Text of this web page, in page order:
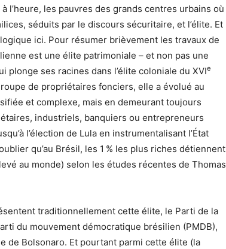
l’heure, les pauvres des grands centres urbains où
séduits par le discours sécuritaire, et l’élite. Et
ici. Pour résumer brièvement les travaux de
est une élite patrimoniale – et non pas une
plonge ses racines dans l’élite coloniale du XVIe
de propriétaires fonciers, elle a évolué au
et complexe, mais en demeurant toujours
industriels, banquiers ou entrepreneurs
l’élection de Lula en instrumentalisant l’État
qu’au Brésil, les 1 % les plus riches détiennent
au monde) selon les études récentes de Thomas
traditionnellement cette élite, le Parti de la
du mouvement démocratique brésilien (PMDB),
de Bolsonaro. Et pourtant parmi cette élite (la